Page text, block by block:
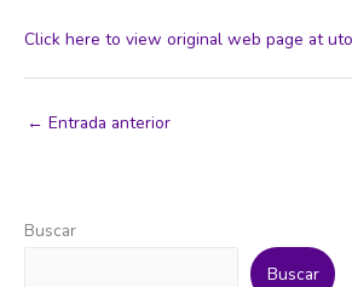
Click here to view original web page at
← Entrada anterior
Buscar
Buscar